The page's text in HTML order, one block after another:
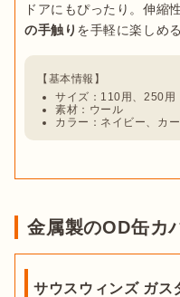
ドアにもぴったり。伸縮
の手触り
サイズ：110用、250用
素材：ウール
カラー：ネイビー、カ
金属製のOD缶カ
サウスウィンズ ガス